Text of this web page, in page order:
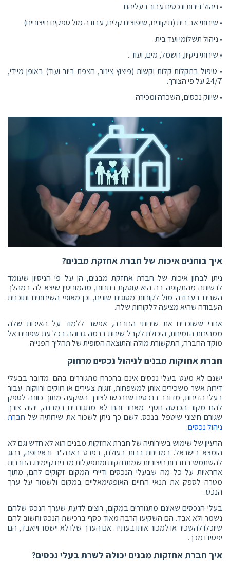
• ניהול דירות ונכסים עבור בעליהם
• שירותי אב בית (תיקונים, שיפוצים קלים, עבודה מול ספקים חיצוניים)
• ניהול תשלומי ועד בית
• שירותי ניקיון, חשמל, מים, ועוד..
• טיפול בתקלות קלות וקשות (פיצוץ צינור, הצפת ביוב ועוד) באופן מיידי,
24/7 על פי הצורך.
• שיווק נכסים, השכרה ומכירה.
איך בוחנים איכות של חברת אחזקת מבנים?
ניתן לבחון איכות של חברת אחזקת מבנים, הן על פי הניסיון שעומד
לרשותה מהתקופה בה היא עוסקת בתחום, מהמוניטין שיצא לה במהלך
השנים בעבודה מול לקוחות מסוגים שונים, וכן מאופי השירותים ותוכנית
העבודה שהיא מציעה ללקוחות שלה.
אחרי ששוכרים את שירותי החברה, אפשר ללמוד על האיכות שלה
ממהירות הזמינות, היכולת לקבל שירות ברמה גבוהה בכל עת שפונים אל
מוקד החברה, התקשורת מולה והתוצאה הסופית של תהליך הפנייה.
חברת אחזקות מבנים לניהול נכסים מרחוק
ישנם לא מעט בעלי נכסים אינם בהכרח מתגוררים בהם. מדובר בבעלי
דירות אשר משכירים אותן למשפחות, זוגות צעירים או רווקים ורווקות. עבור
בעלי הדירות, מדובר בנכסים שנרכשו לצורך השקעה מתוך כוונה לספק
להם מקור הכנסה נוסף. מאחר והם לא מתגוררים במבנה, יהיה צורך
שגורם חיצוני שיטפל בנכס. לשם כך ניתן לשכור את שירותיה של חברת
ניהול נכסים.
הרעיון של שימוש בשירותיה של חברת אחזקות מבנים הוא לא חדש וגם לא
הומצא בישראל. במדינות רבות בעולם, בפרט בארה"ב ובאירופה, נהוג
להשתמש בחברות חיצוניות שמתחזקות ומתפעלות מבנים קיימים. החברות
אחראיות על כל מה שבעלי הנכסים ודיירי המקום זקוקים להם, מתוך
מטרה לספק את תנאי החיים האופטימאליים במקום ולשמור על ערך
הנכס.
בעלי הנכסים שאינם מתגוררים במקום, רוצים לדעת שערך הנכס שלהם
נשמר ולא אבד. הם השקיעו הרבה מאוד כסף ברכישת הנכס וחשוב להם
שיוכלו להשכיר או למכור אותו בעתיד. אם הערך שלו לא יישמר וייאבד, הם
יפסידו מכך.
איך חברת אחזקות מבנים יכולה לשרת בעלי נכסים?